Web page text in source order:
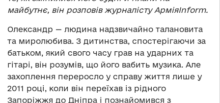
майбутнє, він розповів журналісту АрміяInform.
Олександр — людина надзвичайно талановита
та миролюбива. З дитинства, спостерігаючи за
батьком, який свого часу грав на ударних та
гітарі, він розумів, що його вабить музика. Але
захоплення переросло у справу життя лише у
2011 році, коли він переїхав із рідного
Запоріжжя до Дніпра і познайомився з